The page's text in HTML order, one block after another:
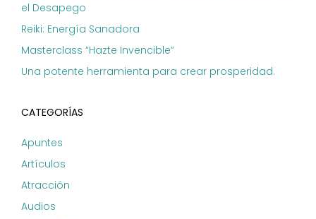
el Desapego
Reiki: Energía Sanadora
Masterclass “Hazte Invencible”
Una potente herramienta para crear prosperidad.
CATEGORÍAS
Apuntes
Artículos
Atracción
Audios